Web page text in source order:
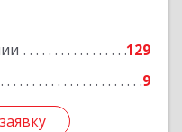
129
9
Подробнее